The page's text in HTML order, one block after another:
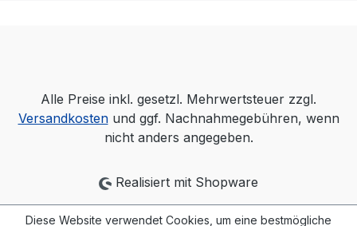
Alle Preise inkl. gesetzl. Mehrwertsteuer zzgl.
Versandkostenund ggf. Nachnahmegebühren, wenn
nicht anders angegeben.
Realisiert mit Shopware
Diese Website verwendet Cookies, um eine bestmögliche